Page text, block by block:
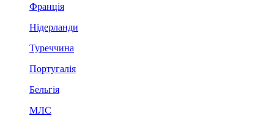
Франція
Нідерланди
Туреччина
Португалія
Бельгія
МЛС